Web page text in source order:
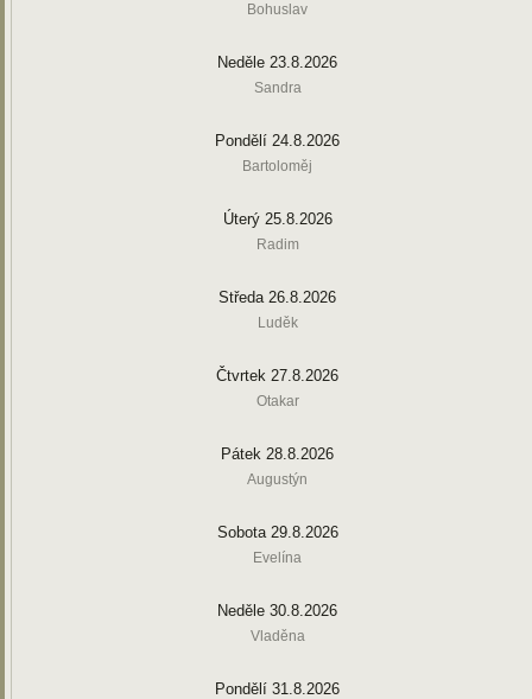
Bohuslav
Neděle 23.8.2026
Sandra
Pondělí 24.8.2026
Bartoloměj
Úterý 25.8.2026
Radim
Středa 26.8.2026
Luděk
Čtvrtek 27.8.2026
Otakar
Pátek 28.8.2026
Augustýn
Sobota 29.8.2026
Evelína
Neděle 30.8.2026
Vladěna
Pondělí 31.8.2026